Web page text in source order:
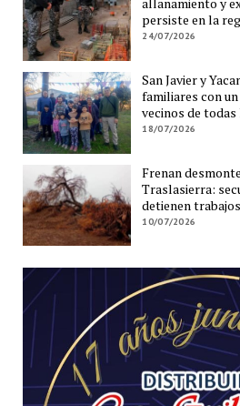
allanamiento y
persiste en la
24/07/2026
San Javier y
familiares con
vecinos de todas
18/07/2026
Frenan
Traslasierra:
detienen
10/07/2026